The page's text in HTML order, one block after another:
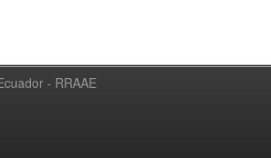
- RRAAE